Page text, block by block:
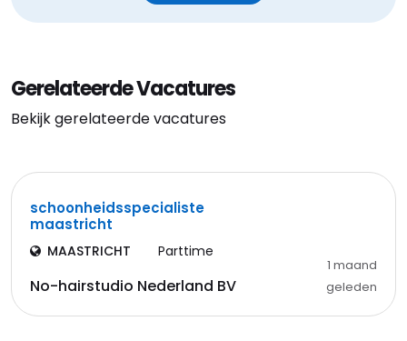
Gerelateerde Vacatures
Bekijk gerelateerde vacatures
schoonheidsspecialiste
maastricht
MAASTRICHT Parttime
No-hairstudio Nederland BV
1 maand
geleden